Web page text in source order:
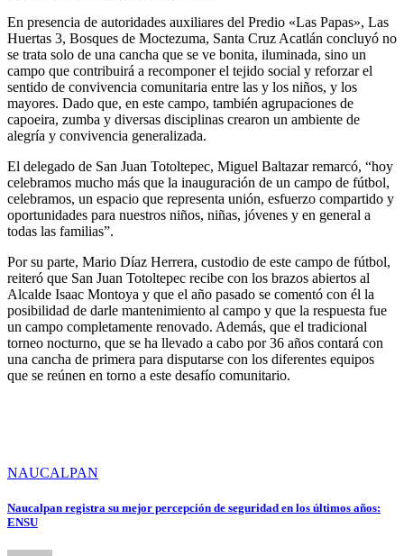
En presencia de autoridades auxiliares del Predio «Las Papas», Las
Huertas 3, Bosques de Moctezuma, Santa Cruz Acatlán concluyó no
se trata solo de una cancha que se ve bonita, iluminada, sino un
campo que contribuirá a recomponer el tejido social y reforzar el
sentido de convivencia comunitaria entre las y los niños, y los
mayores. Dado que, en este campo, también agrupaciones de
capoeira, zumba y diversas disciplinas crearon un ambiente de
alegría y convivencia generalizada.
El delegado de San Juan Totoltepec, Miguel Baltazar remarcó, “hoy
celebramos mucho más que la inauguración de un campo de fútbol,
celebramos, un espacio que representa unión, esfuerzo compartido y
oportunidades para nuestros niños, niñas, jóvenes y en general a
todas las familias”.
Por su parte, Mario Díaz Herrera, custodio de este campo de fútbol,
reiteró que San Juan Totoltepec recibe con los brazos abiertos al
Alcalde Isaac Montoya y que el año pasado se comentó con él la
posibilidad de darle mantenimiento al campo y que la respuesta fue
un campo completamente renovado. Además, que el tradicional
torneo nocturno, que se ha llevado a cabo por 36 años contará con
una cancha de primera para disputarse con los diferentes equipos
que se reúnen en torno a este desafío comunitario.
NAUCALPAN
Naucalpan registra su mejor percepción de seguridad en los últimos años:
ENSU